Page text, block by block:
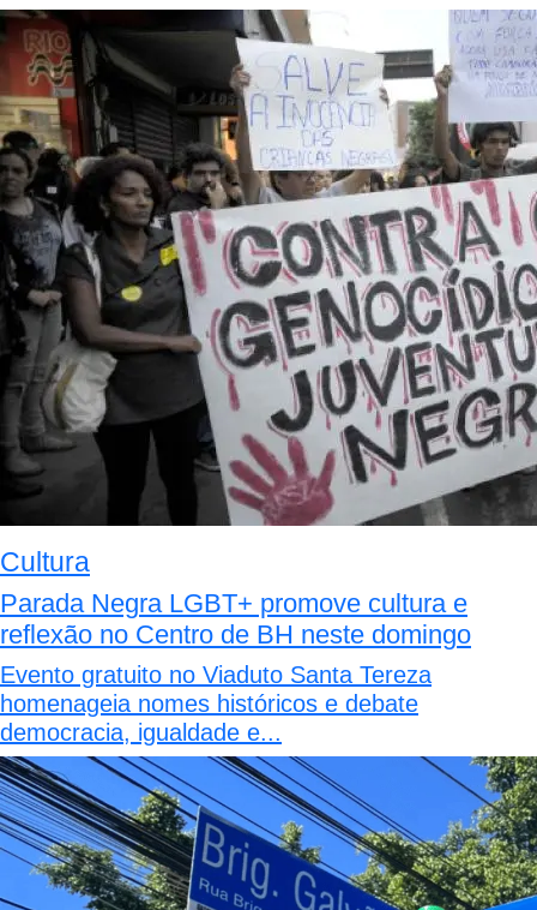
Cultura
Parada Negra LGBT+ promove cultura e
reflexão no Centro de BH neste domingo
Evento gratuito no Viaduto Santa Tereza
homenageia nomes históricos e debate
democracia, igualdade e...